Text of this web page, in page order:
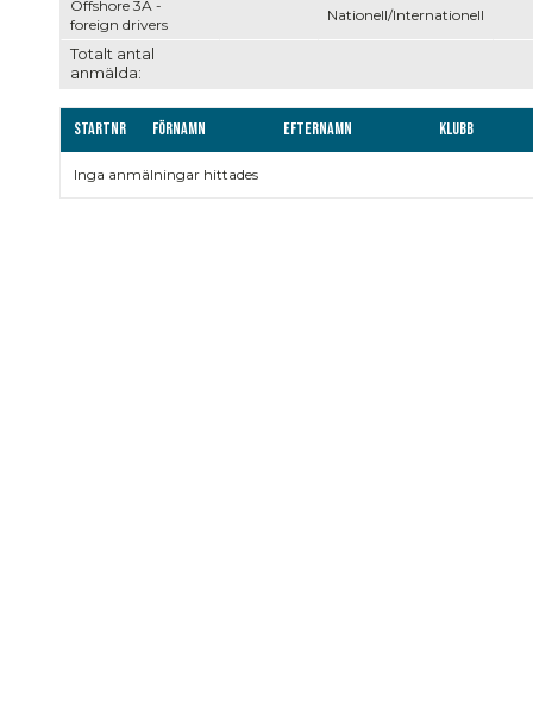
Totalt antal
anmälda:
Offshore 3A -
foreign drivers
Nationell/Internationell
Startnr Förnamn Efternamn Klubb
Inga anmälningar hittades